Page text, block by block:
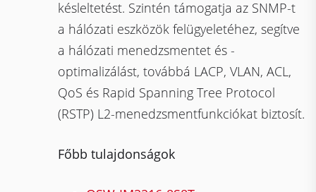
késleltetést. Szintén támogatja az SNMP-t
a hálózati eszközök felügyeletéhez, segítve
a hálózati menedzsmentet és -
optimalizálást, továbbá LACP, VLAN, ACL,
QoS és Rapid Spanning Tree Protocol
(RSTP) L2-menedzsmentfunkciókat biztosít.
Főbb tulajdonságok